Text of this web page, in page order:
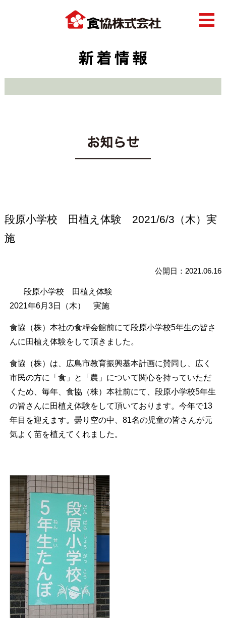
段原小学校 田植え体験 2021/6/3（木）実
施
公開日：2021.06.16
段原小学校 田植え体験
2021年6月3日（木） 実施
食協（株）本社の食糧会館前にて段原小学校5年生の皆さ
んに田植え体験をして頂きました。
食協（株）は、広島市教育振興基本計画に賛同し、広く
市民の方に「食」と「農」について関心を持っていただ
くため、毎年、食協（株）本社前にて、段原小学校5年生
の皆さんに田植え体験をして頂いております。今年で13
年目を迎えます。曇り空の中、81名の児童の皆さんが元
気よく苗を植えてくれました。